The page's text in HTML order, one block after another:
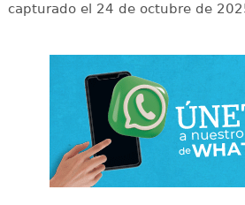
capturado el 24 de octubre de